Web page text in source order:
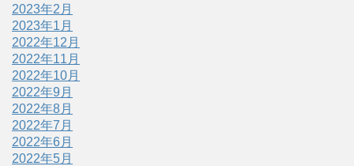
2023年2月
2023年1月
2022年12月
2022年11月
2022年10月
2022年9月
2022年8月
2022年7月
2022年6月
2022年5月